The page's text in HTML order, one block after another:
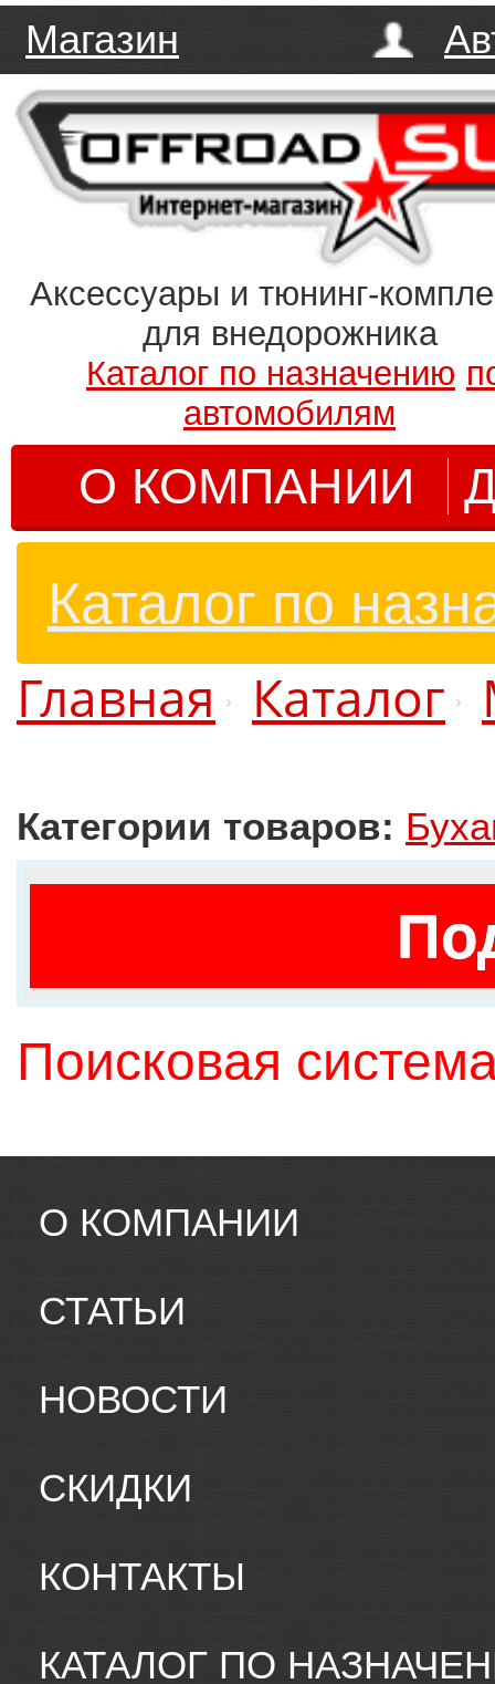
Магазин
Аксессуары и тюнинг-
для внедорожника
Каталог по назначению
автомобилям
О КОМПАНИИ
Каталог по
Главная Каталог
Категории товаров:
Поисковая
О КОМПАНИИ
СТАТЬИ
НОВОСТИ
СКИДКИ
КОНТАКТЫ
КАТАЛОГ ПО